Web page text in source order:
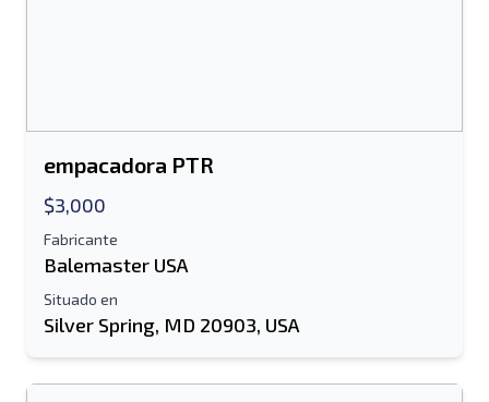
empacadora PTR
$3,000
Fabricante
Balemaster USA
Situado en
Silver Spring, MD 20903, USA